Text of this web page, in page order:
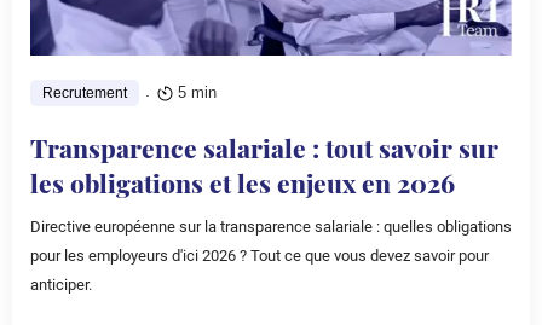
Recrutement 5 min
Transparence salariale : tout savoir sur
les obligations et les enjeux en 2026
Directive européenne sur la transparence salariale : quelles obligations
pour les employeurs d'ici 2026 ? Tout ce que vous devez savoir pour
anticiper.